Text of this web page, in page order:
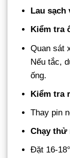
Lau sạch
Kiểm tra
Quan sát
Nếu tắc,
ống.
Kiểm tra
Thay pin
Chạy thử
Đặt 16-